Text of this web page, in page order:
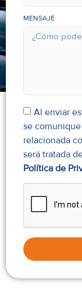
MENSAJE
Al enviar
se
relacionada
será tratada
Política de